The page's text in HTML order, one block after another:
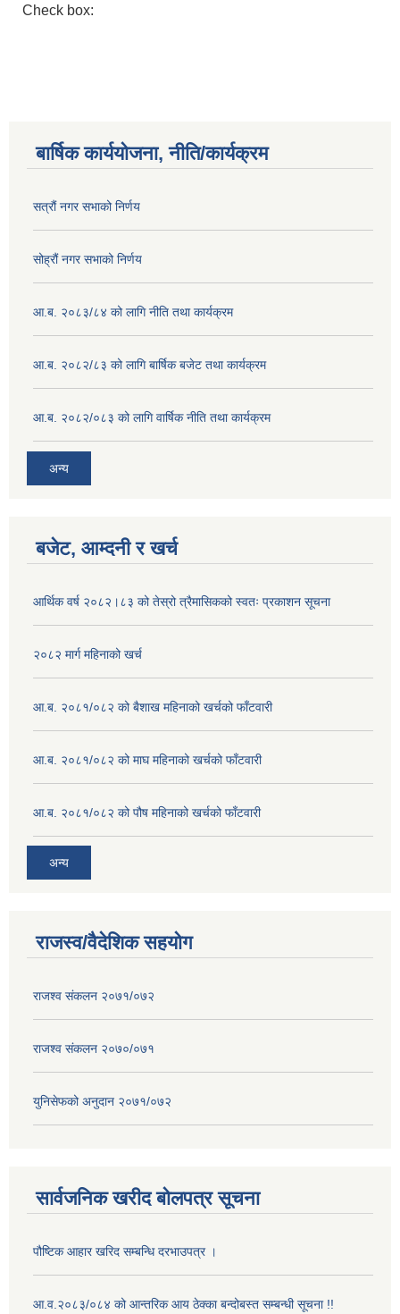
Check box:
बार्षिक कार्ययोजना, नीति/कार्यक्रम
सत्रौं नगर सभाको निर्णय
सोह्रौं नगर सभाको निर्णय
आ.ब. २०८३/८४ को लागि नीति तथा कार्यक्रम
आ.ब. २०८२/८३ को लागि बार्षिक बजेट तथा कार्यक्रम
आ.ब. २०८२/०८३ को लागि वार्षिक नीति तथा कार्यक्रम
अन्य
बजेट, आम्दनी र खर्च
आर्थिक वर्ष २०८२।८३ को तेस्रो त्रैमासिकको स्वतः प्रकाशन सूचना
२०८२ मार्ग महिनाको खर्च
आ.ब. २०८१/०८२ को बैशाख महिनाको खर्चको फाँटवारी
आ.ब. २०८१/०८२ को माघ महिनाको खर्चको फाँटवारी
आ.ब. २०८१/०८२ को पौष महिनाको खर्चको फाँटवारी
अन्य
राजस्व/वैदेशिक सहयोग
राजश्व संकलन २०७१/०७२
राजश्व संकलन २०७०/०७१
युनिसेफको अनुदान २०७१/०७२
सार्वजनिक खरीद बोलपत्र सूचना
पौष्टिक आहार खरिद सम्बन्धि दरभाउपत्र ।
आ.व.२०८३/०८४ को आन्तरिक आय ठेक्का बन्दोबस्त सम्बन्धी सूचना !!